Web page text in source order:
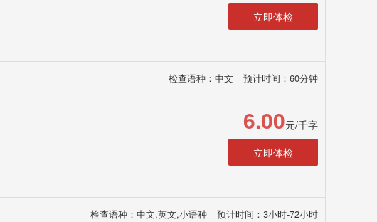
立即体检
检查语种：中文 预计时间：60分钟
6.00元/千字
立即体检
检查语种：中文,英文,小语种 预计时间：3小时-72小时